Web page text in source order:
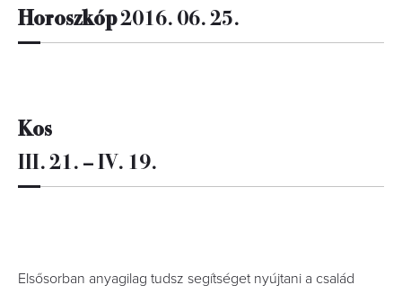
Horoszkóp2016. 06. 25.
Kos
III. 21. – IV. 19.
Elsősorban anyagilag tudsz segítséget nyújtani a család